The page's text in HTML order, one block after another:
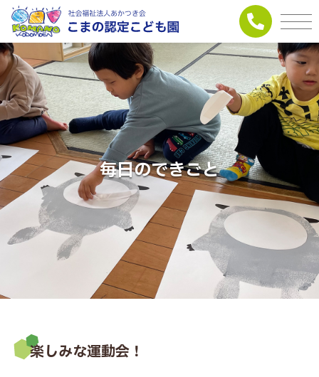
毎日のできごと
楽しみな運動会！